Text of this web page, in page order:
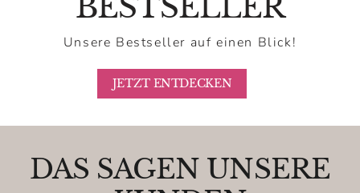
BESTSELLER
Unsere Bestseller auf einen Blick!
JETZT ENTDECKEN
DAS SAGEN UNSERE